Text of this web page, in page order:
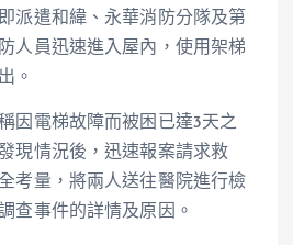
派遣和緯、永華消防分隊及第
人員迅速進入屋內，使用架梯
。
因電梯故障而被困已達3天之
現情況後，迅速報案請求救
考量，將兩人送往醫院進行檢
查事件的詳情及原因。